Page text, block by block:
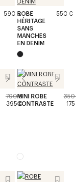
590 €ROBE
HÉRITAGE
SANS
MANCHES
EN DENIM
550 €
790 €
395 €
MINI ROBE
CONTRASTE
350